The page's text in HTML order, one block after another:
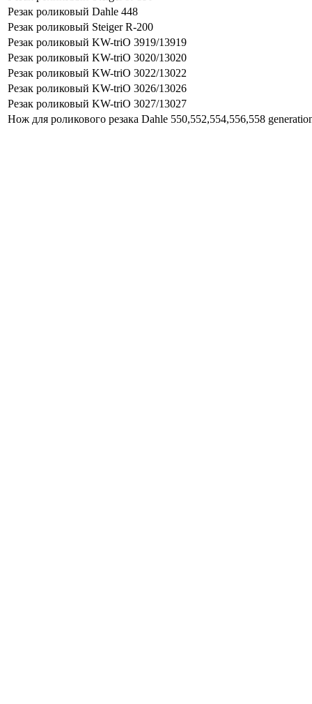
Резак роликовый Dahle 448
Резак роликовый Steiger R-200
Резак роликовый KW-triO 3919/13919
Резак роликовый KW-triO 3020/13020
Резак роликовый KW-triO 3022/13022
Резак роликовый KW-triO 3026/13026
Резак роликовый KW-triO 3027/13027
Нож для роликового резака Dahle 550,552,554,556,558